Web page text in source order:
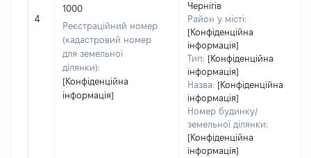
4
1000
Реєстраційний номер
(кадастровий номер
для земельної
ділянки):
[Конфіденційна
інформація]
Чернігів
Район у місті:
[Конфіденційна
інформація]
Тип: [Конфіденційна
інформація]
Назва: [Конфіденційна
інформація]
Номер будинку/
земельної ділянки:
[Конфіденційна
інформація]